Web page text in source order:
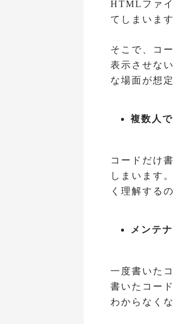
HTMLファ
てしまいます
そこで、コ
表示させな
な場面が想
複数人
コードだけ
しまいます
く理解する
メンテ
一度書いた
書いたコー
わからなく